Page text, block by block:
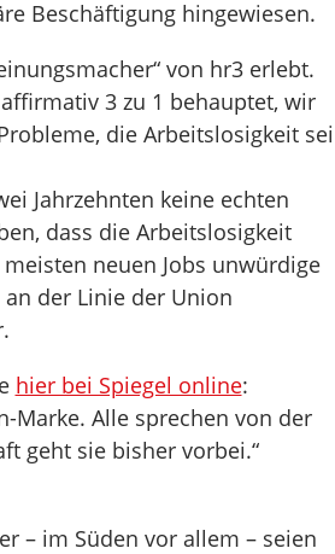
Beschäftigung hingewiesen.
von hr3 erlebt.
3 zu 1 behauptet, wir
die Arbeitslosigkeit sei
Jahrzehnten keine echten
dass die Arbeitslosigkeit
neuen Jobs unwürdige
der Linie der Union
hier bei Spiegel online:
Marke. Alle sprechen von der
geht sie bisher vorbei.“
– im Süden vor allem – seien